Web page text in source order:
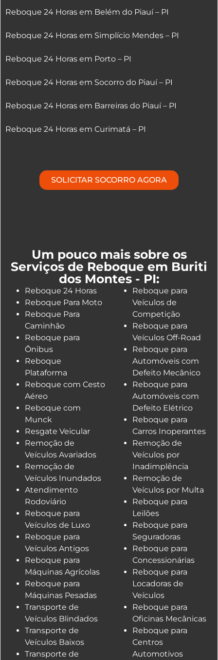
Reboque 24 Horas em Belém do Piauí – PI
Reboque 24 Horas em Simplício Mendes – PI
Reboque 24 Horas em Porto – PI
Reboque 24 Horas em Socorro do Piauí – PI
Reboque 24 Horas em Barreiras do Piauí – PI
Reboque 24 Horas em Curimatá – PI
SOLICITAR SOCORRO AGORA
Um pouco mais sobre os
Serviços de Reboque em Buriti
dos Montes - PI:
Reboque 24 Horas
Reboque Para Moto
Reboque Para
Caminhão
Reboque para
Ônibus
Reboque
Plataforma
Reboque com Cesto
Aéreo
Reboque com
Munck
Resgate Veicular
Remoção de
Veículos Avariados
Remoção de
Veículos Inundados
Atendimento
Rodoviário
Reboque para
Veículos de Luxo
Reboque para
Veículos Antigos
Reboque para
Máquinas Agrícolas
Reboque para
Máquinas Pesadas
Transporte de
Veículos Blindados
Transporte de
Veículos Baixos
Transporte de
Reboque para
Veículos de
Competição
Reboque para
Veículos Off-Road
Reboque para
Automóveis com
Defeito Mecânico
Reboque para
Automóveis com
Defeito Elétrico
Reboque para
Carros Inoperantes
Remoção de
Veículos por
Inadimplência
Remoção de
Veículos por Multa
Reboque para
Leilões
Reboque para
Seguradoras
Reboque para
Concessionárias
Reboque para
Locadoras de
Veículos
Reboque para
Oficinas Mecânicas
Reboque para
Centros
Automotivos